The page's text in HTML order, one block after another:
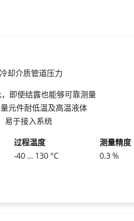
却介质管道压力
即使结露也能够可靠测量
元件耐低温及高温液体
易于接入系统
过程温度
-40 ... 130 °C
测量精度
0.3 %